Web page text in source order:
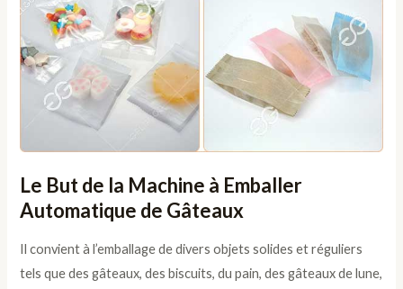
Le But de la Machine à Emballer
Automatique de Gâteaux
Il convient à l’emballage de divers objets solides et réguliers
tels que des gâteaux, des biscuits, du pain, des gâteaux de lune,